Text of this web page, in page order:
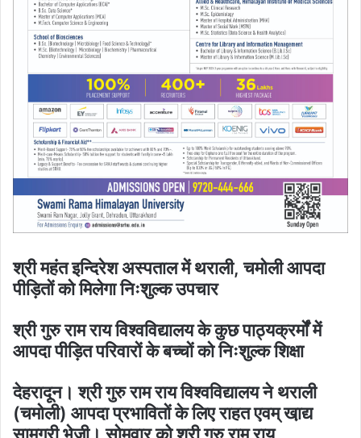
श्री महंत इन्दिरेश अस्पताल में थराली, चमोली आपदा
पीड़ितों को मिलेगा निःशुल्क उपचार
श्री गुरु राम राय विश्वविद्यालय के कुछ पाठ्यक्रर्मोंं में
आपदा पीड़ित परिवारों के बच्चों को निःशुल्क शिक्षा
देहरादून। श्री गुरु राम राय विश्वविद्यालय ने थराली
(चमोली) आपदा प्रभावितों के लिए राहत एवम् खा़द्य